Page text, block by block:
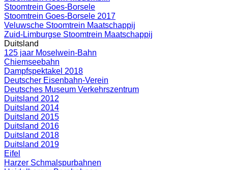
Stoomtrein Goes-Borsele
Stoomtrein Goes-Borsele 2017
Veluwsche Stoomtrein Maatschappij
Zuid-Limburgse Stoomtrein Maatschappij
Duitsland
125 jaar Moselwein-Bahn
Chiemseebahn
Dampfspektakel 2018
Deutscher Eisenbahn-Verein
Deutsches Museum Verkehrszentrum
Duitsland 2012
Duitsland 2014
Duitsland 2015
Duitsland 2016
Duitsland 2018
Duitsland 2019
Eifel
Harzer Schmalspurbahnen